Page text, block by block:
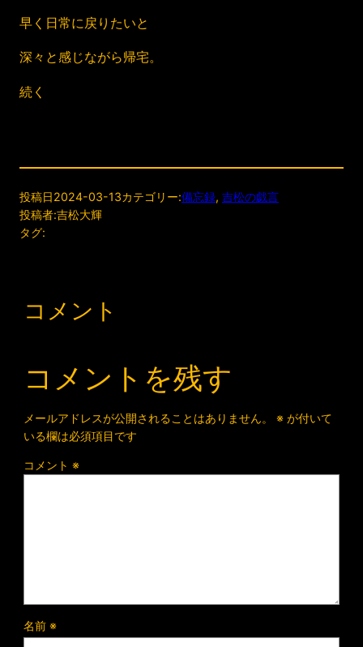
早く日常に戻りたいと
深々と感じながら帰宅。
続く
投稿日2024-03-13カテゴリー:備忘録, 吉松の戯言
投稿者:吉松大輝
タグ:
コメント
コメントを残す
メールアドレスが公開されることはありません。 ※が付いて
いる欄は必須項目です
コメント ※
名前 ※